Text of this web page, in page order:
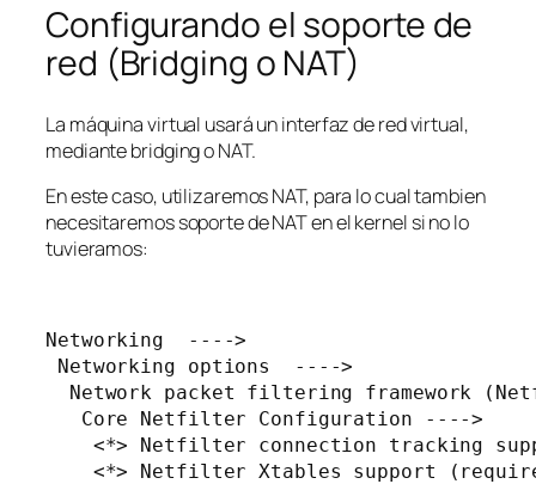
Configurando el soporte de
red (Bridging o NAT)
La máquina virtual usará un interfaz de red virtual,
mediante bridging o NAT.
En este caso, utilizaremos NAT, para lo cual tambien
necesitaremos soporte de NAT en el kernel si no lo
tuvieramos:
Networking  ---->
Networking options  ---->
Network packet filtering framework
Core Netfilter Configuration ---->
<*> Netfilter connection tracking
<*> Netfilter Xtables support